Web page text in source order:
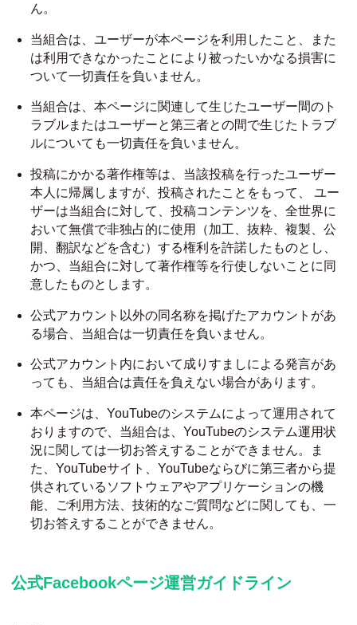
ん。
当組合は、ユーザーが本ページを利用したこと、また
は利用できなかったことにより被ったいかなる損害に
ついて一切責任を負いません。
当組合は、本ページに関連して生じたユーザー間のト
ラブルまたはユーザーと第三者との間で生じたトラブ
ルについても一切責任を負いません。
投稿にかかる著作権等は、当該投稿を行ったユーザー
本人に帰属しますが、投稿されたことをもって、 ユー
ザーは当組合に対して、投稿コンテンツを、全世界に
おいて無償で非独占的に使用（加工、抜粋、複製、公
開、翻訳などを含む）する権利を許諾したものとし、
かつ、当組合に対して著作権等を行使しないことに同
意したものとします。
公式アカウント以外の同名称を掲げたアカウントがあ
る場合、当組合は一切責任を負いません。
公式アカウント内において成りすましによる発言があ
っても、当組合は責任を負えない場合があります。
本ページは、YouTubeのシステムによって運用されて
おりますので、当組合は、YouTubeのシステム運用状
況に関しては一切お答えすることができません。ま
た、YouTubeサイト、YouTubeならびに第三者から提
供されているソフトウェアやアプリケーションの機
能、ご利用方法、技術的なご質問などに関しても、一
切お答えすることができません。
公式Facebookページ運営ガイドライン